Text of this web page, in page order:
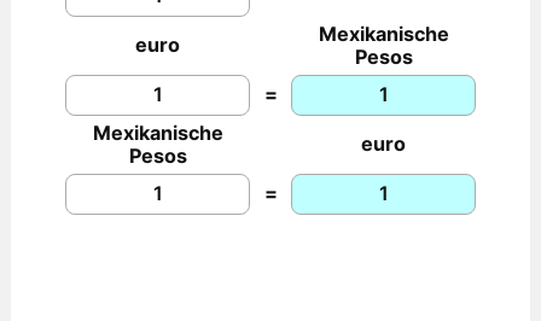
euro
Mexikanische
Pesos
=
Mexikanische
Pesos
euro
=